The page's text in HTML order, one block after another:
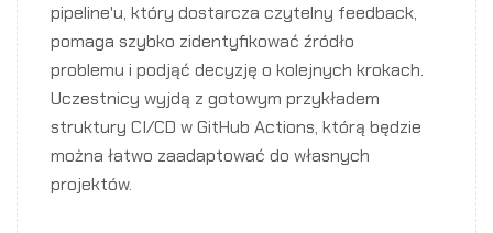
pipeline'u, który dostarcza czytelny feedback,
pomaga szybko zidentyfikować źródło
problemu i podjąć decyzję o kolejnych krokach.
Uczestnicy wyjdą z gotowym przykładem
struktury CI/CD w GitHub Actions, którą będzie
można łatwo zaadaptować do własnych
projektów.